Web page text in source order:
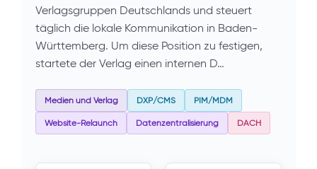
Verlagsgruppen Deutschlands und steuert
täglich die lokale Kommunikation in Baden-
Württemberg. Um diese Position zu festigen,
startete der Verlag einen internen D…
Medien und Verlag DXP/CMS PIM/MDM
Website-Relaunch Datenzentralisierung DACH